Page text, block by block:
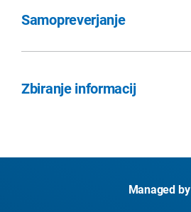
Samopreverjanje
Zbiranje informacij
Managed by